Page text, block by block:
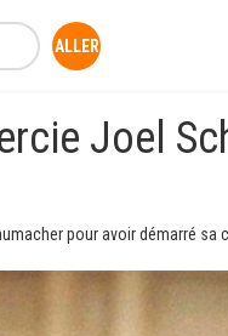
Joel
pour avoir démarré sa